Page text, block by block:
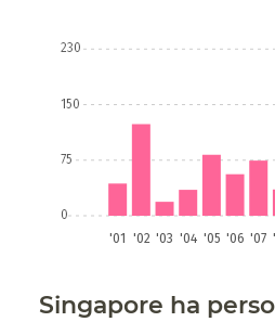
Singapore ha